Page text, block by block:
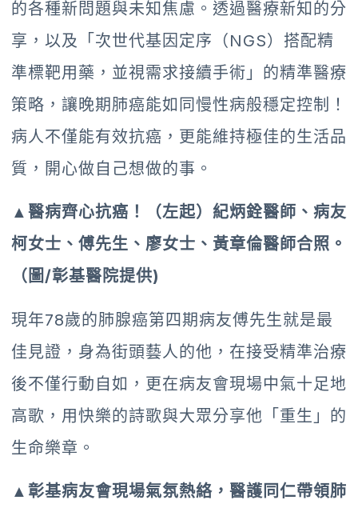
的各種新問題與未知焦慮。透過醫療新知的分
享，以及「次世代基因定序（NGS）搭配精
準標靶用藥，並視需求接續手術」的精準醫療
策略，讓晚期肺癌能如同慢性病般穩定控制！
病人不僅能有效抗癌，更能維持極佳的生活品
質，開心做自己想做的事。
▲醫病齊心抗癌！（左起）紀炳銓醫師、病友
柯女士、傅先生、廖女士、黃章倫醫師合照。
（圖/彰基醫院提供)
現年78歲的肺腺癌第四期病友傅先生就是最
佳見證，身為街頭藝人的他，在接受精準治療
後不僅行動自如，更在病友會現場中氣十足地
高歌，用快樂的詩歌與大眾分享他「重生」的
生命樂章。
▲彰基病友會現場氣氛熱絡，醫護同仁帶領肺